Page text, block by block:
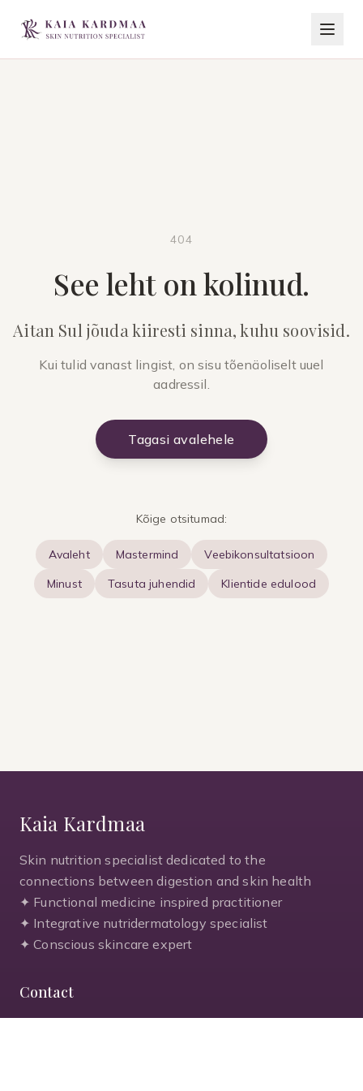
404
See leht on kolinud.
Aitan Sul jõuda kiiresti sinna, kuhu soovisid.
Kui tulid vanast lingist, on sisu tõenäoliselt uuel
aadressil.
Tagasi avalehele
Kõige otsitumad:
Avaleht Mastermind
Veebikonsultatsioon
Minust
Tasuta juhendid Klientide edulood
Kaia Kardmaa
Skin nutrition specialist dedicated to the
connections between digestion and skin health
✦ Functional medicine inspired practitioner
✦ Integrative nutridermatology specialist
✦ Conscious skincare expert
Contact